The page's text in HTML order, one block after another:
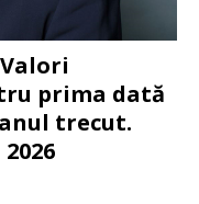
prima dată
trecut.